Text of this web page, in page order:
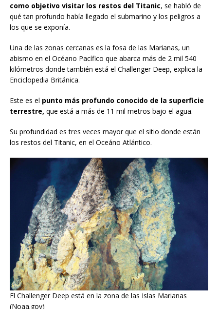
como objetivo visitar los restos del Titanic, se habló de
qué tan profundo había llegado el submarino y los peligros a
los que se exponía.
Una de las zonas cercanas es la fosa de las Marianas, un
abismo en el Océano Pacífico que abarca más de 2 mil 540
kilómetros donde también está el Challenger Deep, explica la
Enciclopedia Británica.
Este es el punto más profundo conocido de la superficie
terrestre, que está a más de 11 mil metros bajo el agua.
Su profundidad es tres veces mayor que el sitio donde están
los restos del Titanic, en el Oceáno Atlántico.
El Challenger Deep está en la zona de las Islas Marianas
(Noaa.gov)